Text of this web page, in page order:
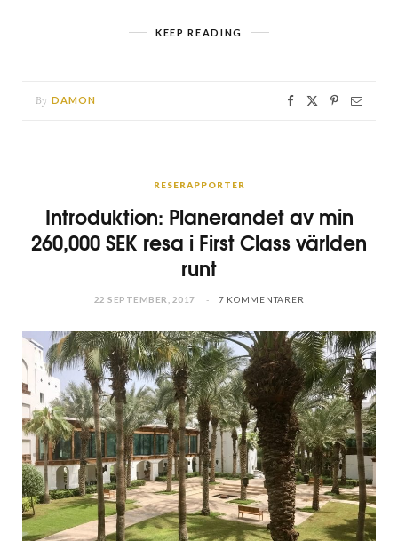
KEEP READING
By DAMON
RESERAPPORTER
Introduktion: Planerandet av min
260,000 SEK resa i First Class världen
runt
22 SEPTEMBER, 2017 7 KOMMENTARER